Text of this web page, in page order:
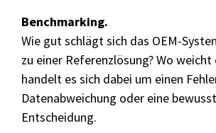
Benchmarking.
Wie gut schlägt sich das OEM-
zu einer Referenzlösung? Wo weicht
handelt es sich dabei um einen
Datenabweichung oder eine
Entscheidung.